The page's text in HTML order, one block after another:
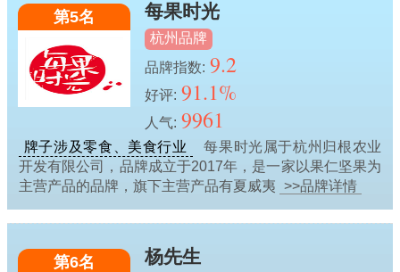
第5名 每果时光
杭州品牌
品牌指数: 9.2
好评: 91.1%
人气: 9961
牌子涉及零食、美食行业
每果时光属于杭州归根农业
开发有限公司，品牌成立于2017年，是一家以果仁坚果为
主营产品的品牌，旗下主营产品有夏威夷 >>品牌详情
第6名 杨先生